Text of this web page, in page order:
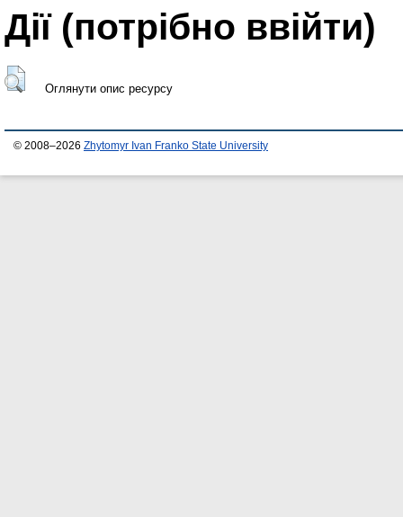
Дії ​​(потрібно ввійти)
Оглянути опис ресурсу
© 2008–2026 Zhytomyr Ivan Franko State University